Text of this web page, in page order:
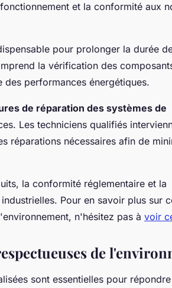
et la conformité aux
pour prolonger la durée
la vérification des
performances énergétiques.
de réparation des systèmes de
Les techniciens qualifiés
réparations nécessaires afin de
la conformité réglementaire et la
Pour en savoir plus sur
n'hésitez pas à voir
de
sont essentielles pour